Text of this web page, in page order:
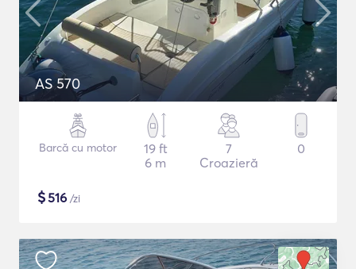
AS 570
Barcă cu motor
19 ft
6 m
7
Croazieră
0
$516 /zi